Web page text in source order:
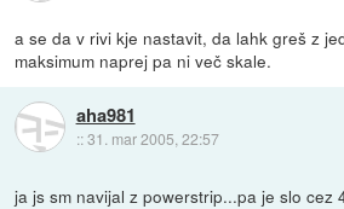
a se da v rivi kje nastavit, da lahk greš z
maksimum naprej pa ni več skale.
aha981
::31. mar 2005, 22:57
ja js sm navijal z powerstrip...pa je slo cez